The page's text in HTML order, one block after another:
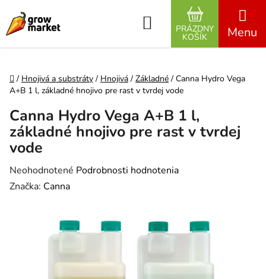
Hľadať
NÁKUPNÝ
PRÁZDNY
KOŠÍK
Domov
/ Hnojivá a substráty / Hnojivá / Základné / Canna Hydro Vega
A+B 1 l, základné hnojivo pre rast v tvrdej vode
Canna Hydro Vega A+B 1 l,
základné hnojivo pre rast v tvrdej
vode
Priemerné hodnotenie produktu je 0,0 z 5 hviezdičiek.
Neohodnotené Podrobnosti hodnotenia
Značka: Canna